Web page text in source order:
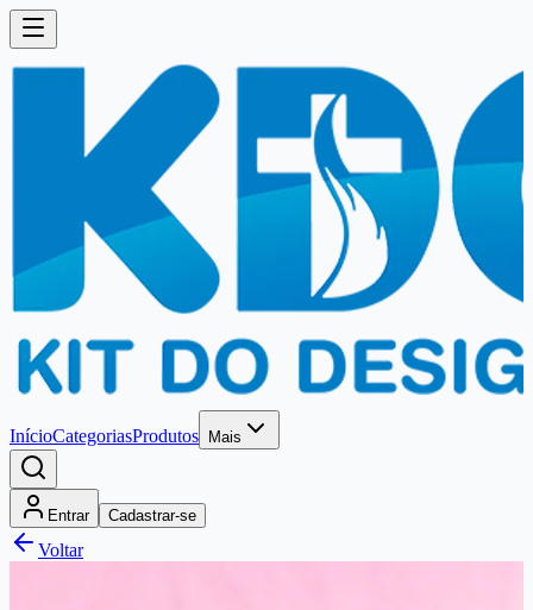
InícioCategoriasProdutos Mais
Entrar Cadastrar-se
Voltar